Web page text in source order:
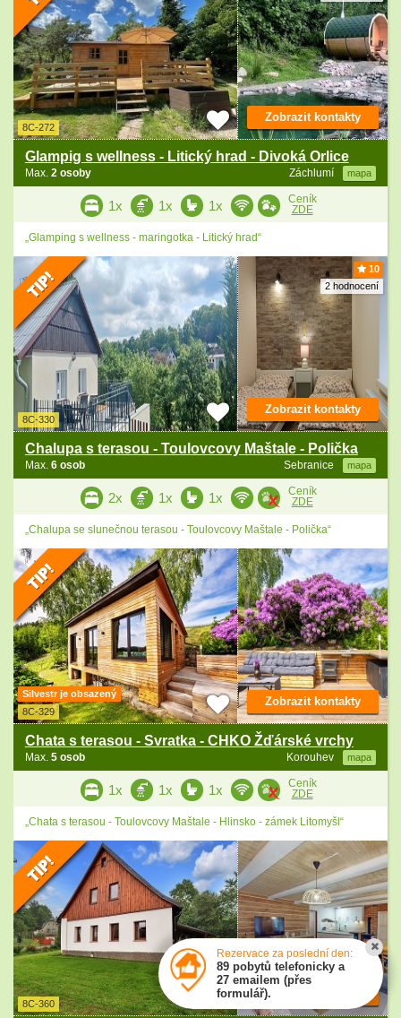
8C-272
Glampig s wellness - Litický hrad - Divoká Orlice
Záchlumí mapa
Max. 2 osoby
Zobrazit kontakty
1x 1x 1x
Ceník
ZDE
„Glamping s wellness - maringotka - Litický hrad“
10
2 hodnocení
8C-330
Chalupa s terasou - Toulovcovy Maštale - Polička
Sebranice mapa
Max. 6 osob
Zobrazit kontakty
2x 1x 1x
Ceník
ZDE
„Chalupa se slunečnou terasou - Toulovcovy Maštale - Polička“
Silvestr je obsazený
8C-329
Chata s terasou - Svratka - CHKO Žďárské vrchy
Korouhev mapa
Max. 5 osob
Zobrazit kontakty
1x 1x 1x
Ceník
ZDE
„Chata s terasou - Toulovcovy Maštale - Hlinsko - zámek Litomyšl“
8C-360
Zobrazit kontakty
Rezervace za poslední den:
89 pobytů telefonicky a
27 emailem (přes
formulář).